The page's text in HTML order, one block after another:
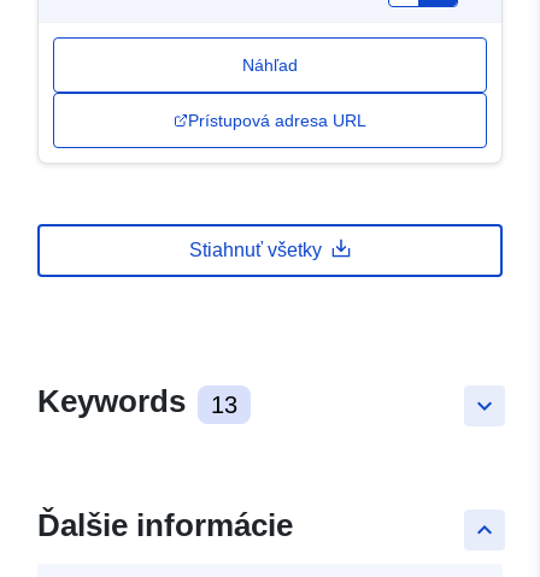
Náhľad
Prístupová adresa URL
Stiahnuť všetky
keyboard_arrow_down
Keywords 13
keyboard_arrow_up
Ďalšie informácie